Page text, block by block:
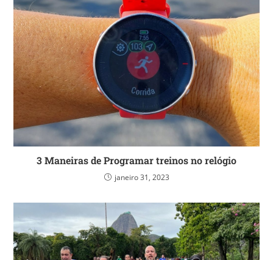
3 Maneiras de Programar treinos no relógio
janeiro 31, 2023